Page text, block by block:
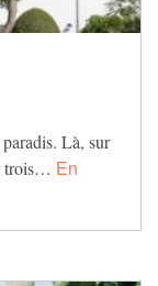
Là, sur
trois… En